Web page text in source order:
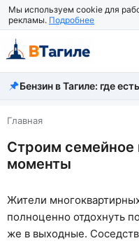
Мы используем cookie для
рекламы. Подробнее
Все новости
Происшествия
Город
Жизнь
Экономика
Бензин в Тагиле: где
Главная
Строим семейное
моменты
Жители
полноценно отдохнуть
же в выходные.